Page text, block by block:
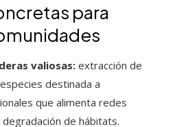
para
valiosas: extracción de
destinada a
que alimenta redes
de hábitats.